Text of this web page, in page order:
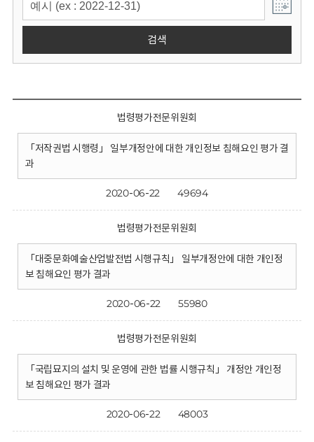
검색
법령평가전문위원회
「저작권법 시행령」 일부개정안에 대한 개인정보 침해요인 평가 결
과
2020-06-22 49694
법령평가전문위원회
「대중문화예술산업발전법 시행규칙」 일부개정안에 대한 개인정
보 침해요인 평가 결과
2020-06-22 55980
법령평가전문위원회
「국립묘지의 설치 및 운영에 관한 법률 시행규칙」 개정안 개인정
보 침해요인 평가 결과
2020-06-22 48003